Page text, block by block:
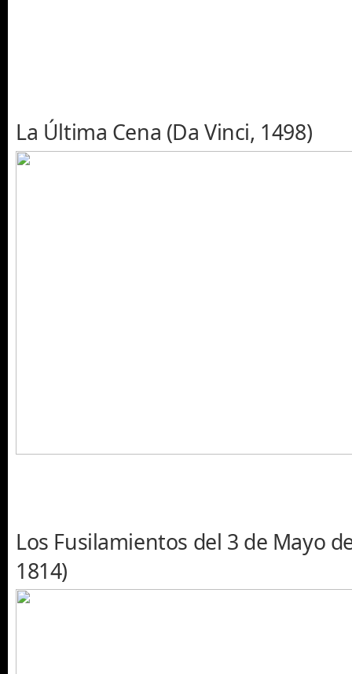
La Última Cena (Da Vinci, 1498)
Los Fusilamientos del 3 de Mayo
1814)